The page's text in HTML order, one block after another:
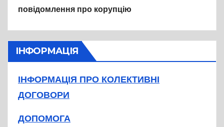
повідомлення про корупцію
ІНФОРМАЦІЯ
ІНФОРМАЦІЯ ПРО КОЛЕКТИВНІ
ДОГОВОРИ
ДОПОМОГА